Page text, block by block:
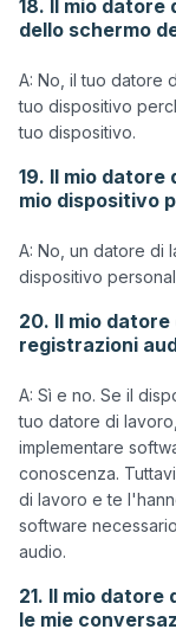
18. Il mio
dello schermo
A: No, il tuo datore
tuo dispositivo
19. Il mio
mio dispositivo
A: No, un datore di
20. Il mio
registrazioni
A: Sì e no. Se il
tuo datore di
implementare
conoscenza.
di lavoro e te
software
21. Il mio
le mie